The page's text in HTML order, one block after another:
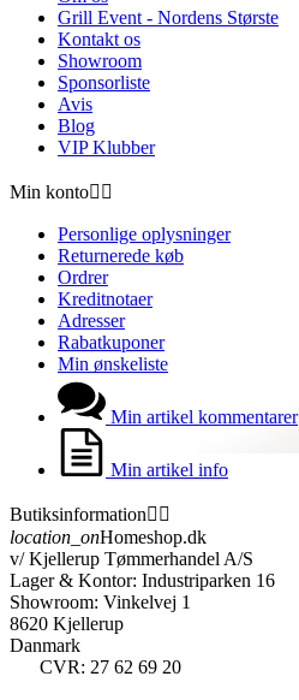
Grill Event - Nordens Største
Kontakt os
Showroom
Sponsorliste
Avis
Blog
VIP Klubber
Min konto 
Personlige oplysninger
Returnerede køb
Ordrer
Kreditnotaer
Adresser
Rabatkuponer
Min ønskeliste
Min artikel kommentarer
Min artikel info
Butiksinformation 
location_onHomeshop.dk
v/ Kjellerup Tømmerhandel A/S
Lager & Kontor: Industriparken 16
Showroom: Vinkelvej 1
8620 Kjellerup
Danmark
CVR: 27 62 69 20